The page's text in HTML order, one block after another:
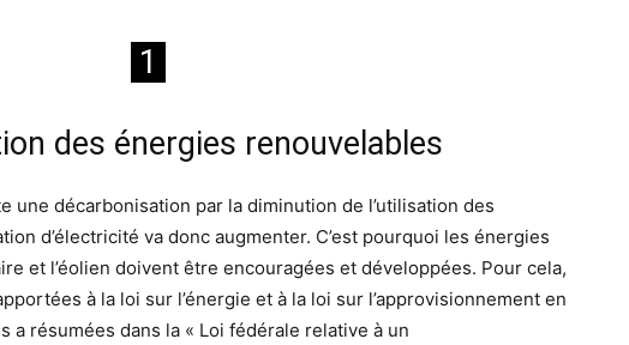
1
des énergies renouvelables
une décarbonisation par la diminution de l’utilisation des
d’électricité va donc augmenter. C’est pourquoi les énergies
et l’éolien doivent être encouragées et développées. Pour cela,
à la loi sur l’énergie et à la loi sur l’approvisionnement en
a résumées dans la « Loi fédérale relative à un